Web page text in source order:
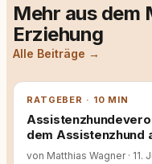
Mehr aus dem
Erziehung
Alle Beiträge →
RATGEBER · 10 MIN
dem Assistenzhund
von Matthias Wagner · 11.